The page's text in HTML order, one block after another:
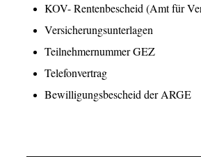
KOV- Rentenbescheid (Amt für
Versicherungsunterlagen
Teilnehmernummer GEZ
Telefonvertrag
Bewilligungsbescheid der ARGE